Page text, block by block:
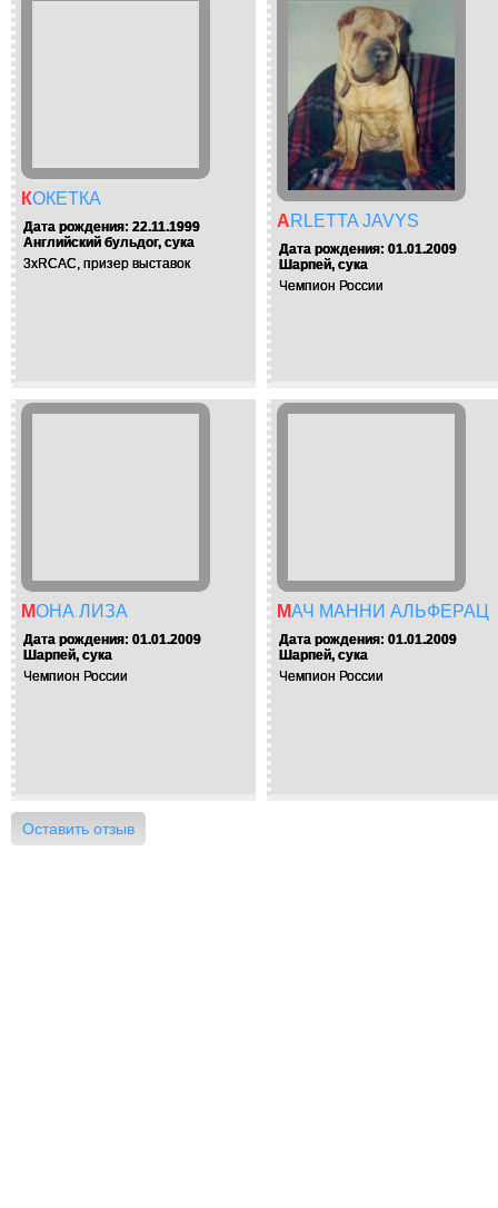
КОКЕТКА
Дата рождения: 22.11.1999
Английский бульдог, сука
3хRСАС, призер выставок
ARLETTA JAVYS
Дата рождения: 01.01.2009
Шарпей, сука
Чемпион России
МОНА ЛИЗА
Дата рождения: 01.01.2009
Шарпей, сука
Чемпион России
МАЧ МАННИ АЛЬФЕРАЦ
Дата рождения: 01.01.2009
Шарпей, сука
Чемпион России
Оставить отзыв